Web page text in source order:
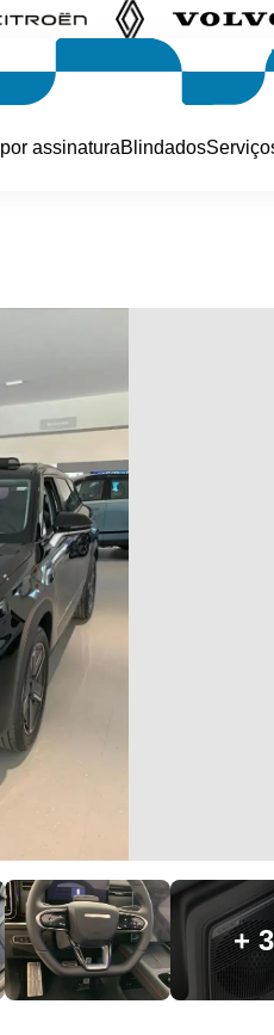
assinaturaBlindados
+ 3